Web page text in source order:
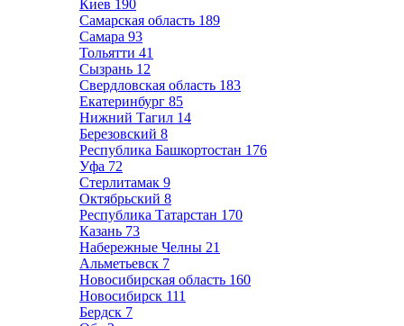
Киев 190
Самарская область 189
Самара 93
Тольятти 41
Сызрань 12
Свердловская область 183
Екатеринбург 85
Нижний Тагил 14
Березовский 8
Республика Башкортостан 176
Уфа 72
Стерлитамак 9
Октябрьский 8
Республика Татарстан 170
Казань 73
Набережные Челны 21
Альметьевск 7
Новосибирская область 160
Новосибирск 111
Бердск 7